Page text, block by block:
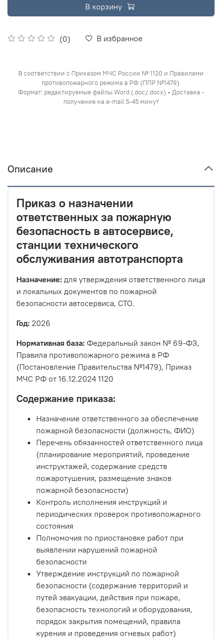
(0) В избранное
В корзину
В соответствии с Приказом МЧС России № 1120 и Правилами
противопожарного режима в РФ (ППР №1479)
Формат: редактируемые файлы Word (.doc/.docx) • Доставка -
получение на e-mail 5-45 минут
Описание
Приказ о назначении
ответственных за пожарную
безопасность в автосервисе,
станции технического
обслуживания автотранспорта
Назначение: для утверждения ответственного лица
и локальных документов по пожарной
безопасности автосервиса, СТО.
Год: 2026
Нормативная база: Федеральный закон № 69-ФЗ,
Правила противопожарного режима в РФ
(Постановление Правительства №1479), Приказ
МЧС РФ от 16.12.2024 1120
Содержание приказа:
Назначение ответственного за обеспечение
пожарной безопасности (должность, ФИО)
Перечень обязанностей ответственного лица
(планирование мероприятий, проведение
инструктажей, содержание средств
пожаротушения, размещение знаков
пожарной безопасности)
Контроль исполнения инструкций и
периодических проверок противопожарного
состояния
Полномочия по приостановке работ при
выявлении нарушений пожарной
безопасности
Утверждение инструкций по пожарной
безопасности (содержание территорий и
путей эвакуации, действия при пожаре,
безопасность технологий и оборудования,
порядок закрытия помещений, правила
курения и проведения огневых работ)